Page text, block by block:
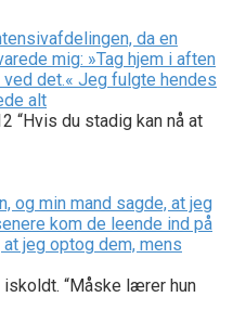
da en
mig: »Tag hjem i aften
det.« Jeg fulgte hendes
alt
“Hvis du stadig kan nå at
og min mand sagde, at jeg
kom de leende ind på
jeg optog dem, mens
iskoldt. “Måske lærer hun